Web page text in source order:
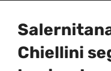
Chiellini